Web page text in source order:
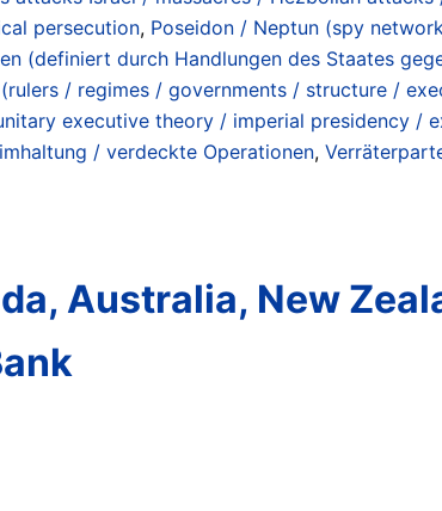
persecution, Poseidon / Neptun (spy
(definiert durch Handlungen des Staates
/ regimes / governments / structure /
executive theory / imperial presidency /
/ verdeckte Operationen,
Australia, New